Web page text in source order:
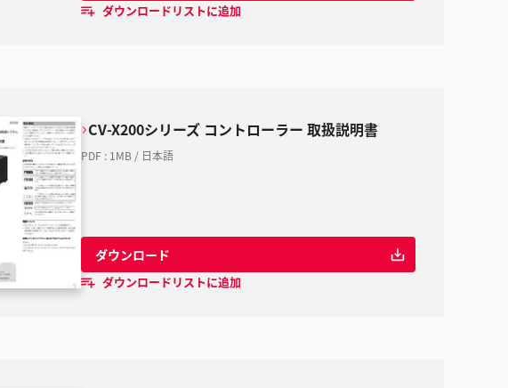
ダウンロードリストに追加
CV-X200シリーズ コントローラー 取扱説明書
PDF : 1MB / 日本語
ダウンロード
ダウンロードリストに追加